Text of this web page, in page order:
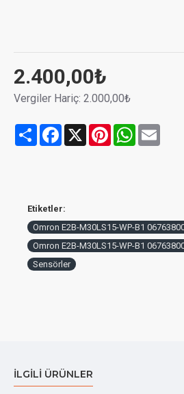
2.400,00₺
Vergiler Hariç: 2.000,00₺
Share Facebook
X PinterestWhatsApp
Etiketler:
Omron E2B-M30LS15-WP-B1
Omron E2B-M30LS15-WP-B1
Sensörler
İLGILI ÜRÜNLER